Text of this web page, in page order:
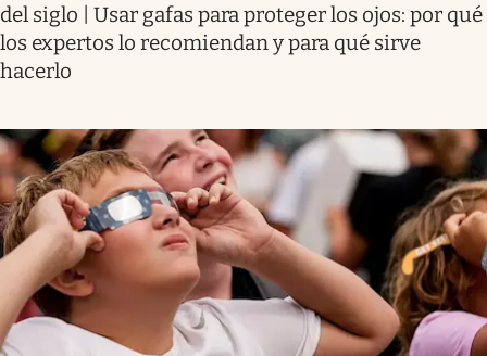
del siglo | Usar gafas para proteger los ojos: por qué
los expertos lo recomiendan y para qué sirve
hacerlo